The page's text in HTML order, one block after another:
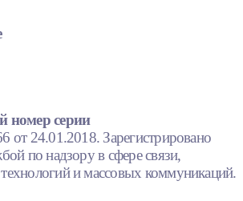
номер серии
24.01.2018. Зарегистрировано
по надзору в сфере связи,
и массовых коммуникаций.